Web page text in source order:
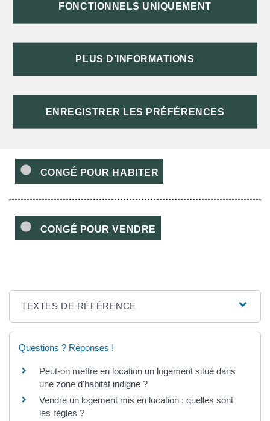
FONCTIONNELS UNIQUEMENT
PLUS D'INFORMATIONS
ENREGISTRER LES PRÉFÉRENCES
départ du logement.
La <a href="https://st-meard-de-dronne.fr/infos-et-
de cautionnement prévoit le contraire.
propriétaire veut habiter le logement ou le vendre à son
tour</span>, il doit respecter un délai spécifique avant de
donner son préavis (<span class="expression">congé</span>)
au locataire en place :
CONGÉ POUR HABITER
CONGÉ POUR VENDRE
TEXTES DE RÉFÉRENCE
Questions ? Réponses !
Peut-on mettre en location un logement situé dans
une zone d'habitat indigne ?
Vendre un logement mis en location : quelles sont
les règles ?